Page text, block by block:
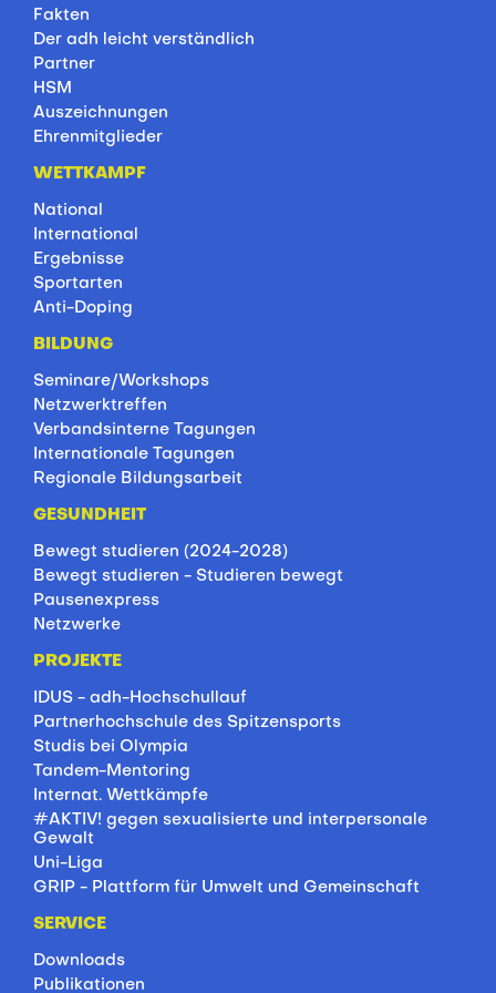
Fakten
Der adh leicht verständlich
Partner
HSM
Auszeichnungen
Ehrenmitglieder
WETTKAMPF
National
International
Ergebnisse
Sportarten
Anti-Doping
BILDUNG
Seminare/Workshops
Netzwerktreffen
Verbandsinterne Tagungen
Internationale Tagungen
Regionale Bildungsarbeit
GESUNDHEIT
Bewegt studieren (2024-2028)
Bewegt studieren - Studieren bewegt
Pausenexpress
Netzwerke
PROJEKTE
IDUS - adh-Hochschullauf
Partnerhochschule des Spitzensports
Studis bei Olympia
Tandem-Mentoring
Internat. Wettkämpfe
#AKTIV! gegen sexualisierte und interpersonale
Gewalt
Uni-Liga
GRIP - Plattform für Umwelt und Gemeinschaft
SERVICE
Downloads
Publikationen